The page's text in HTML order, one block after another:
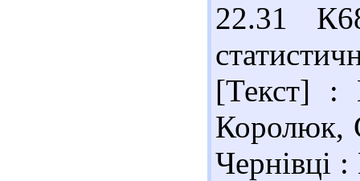
22.31
[Текст] :
Королюк,
Чернівці